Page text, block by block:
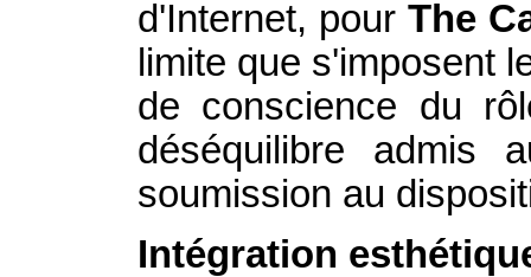
d'Internet, pourThe
limite que s'imposent
de conscience du
déséquilibre admis
soumission au
Intégration